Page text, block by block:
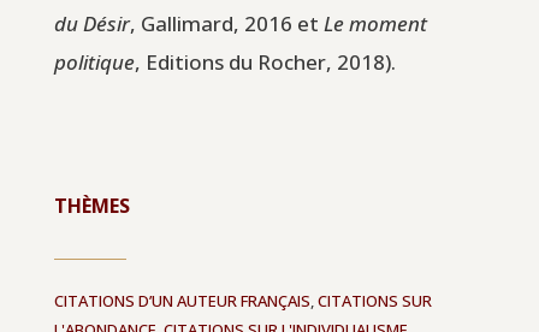
du Désir, Gallimard, 2016 et Le moment
politique, Editions du Rocher, 2018).
THÈMES
CITATIONS D’UN AUTEUR FRANÇAIS,CITATIONS SUR